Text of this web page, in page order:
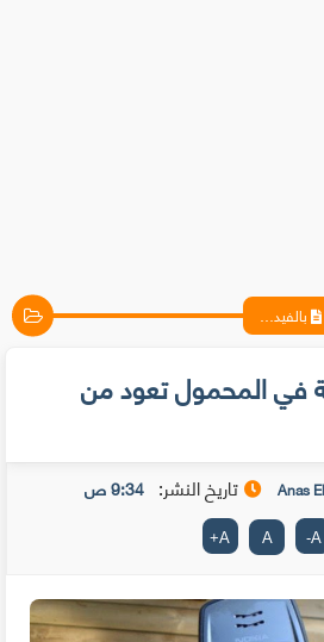
بالفيديو: أشهر لعبة في المحمول تعود من جديد !
في المحمول تعود من
Anas تاريخ النشر: 9:34 ص
A
-
A
A
+